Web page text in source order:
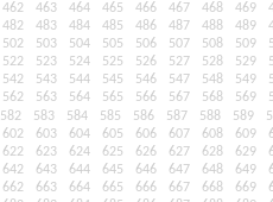
462
463 464 465 466 467 468 469
482
483 484 485 486 487 488 489
502
503 504 505 506 507 508 509
522
523 524 525 526 527 528 529
542
543 544 545 546 547 548 549
562
563 564 565 566 567 568 569
582
583 584 585 586 587 588 589
602
603 604 605 606 607 608 609
622
623 624 625 626 627 628 629
642
643 644 645 646 647 648 649
662
663 664 665 666 667 668 669